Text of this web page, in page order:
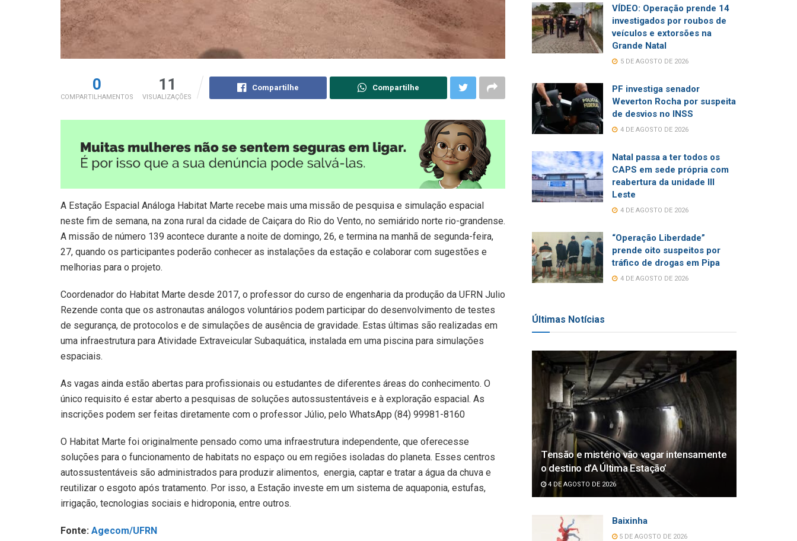
0
COMPARTILHAMENTOS
11
VISUALIZAÇÕES
Compartilhe Compartilhe
A Estação Espacial Análoga Habitat Marte recebe mais uma missão de pesquisa e simulação espacial
neste fim de semana, na zona rural da cidade de Caiçara do Rio do Vento, no semiárido norte rio-grandense.
A missão de número 139 acontece durante a noite de domingo, 26, e termina na manhã de segunda-feira,
27, quando os participantes poderão conhecer as instalações da estação e colaborar com sugestões e
melhorias para o projeto.
Coordenador do Habitat Marte desde 2017, o professor do curso de engenharia da produção da UFRN Julio
Rezende conta que os astronautas análogos voluntários podem participar do desenvolvimento de testes
de segurança, de protocolos e de simulações de ausência de gravidade. Estas últimas são realizadas em
uma infraestrutura para Atividade Extraveicular Subaquática, instalada em uma piscina para simulações
espaciais.
As vagas ainda estão abertas para profissionais ou estudantes de diferentes áreas do conhecimento. O
único requisito é estar aberto a pesquisas de soluções autossustentáveis e à exploração espacial. As
inscrições podem ser feitas diretamente com o professor Júlio, pelo WhatsApp (84) 99981-8160
O Habitat Marte foi originalmente pensado como uma infraestrutura independente, que oferecesse
soluções para o funcionamento de habitats no espaço ou em regiões isoladas do planeta. Esses centros
autossustentáveis são administrados para produzir alimentos, energia, captar e tratar a água da chuva e
reutilizar o esgoto após tratamento. Por isso, a Estação investe em um sistema de aquaponia, estufas,
irrigação, tecnologias sociais e hidroponia, entre outros.
Fonte: Agecom/UFRN
VÍDEO: Operação prende 14
investigados por roubos de
veículos e extorsões na
Grande Natal
5 DE AGOSTO DE 2026
PF investiga senador
Weverton Rocha por suspeita
de desvios no INSS
4 DE AGOSTO DE 2026
Natal passa a ter todos os
CAPS em sede própria com
reabertura da unidade III
Leste
4 DE AGOSTO DE 2026
“Operação Liberdade”
prende oito suspeitos por
tráfico de drogas em Pipa
4 DE AGOSTO DE 2026
Últimas Notícias
Tensão e mistério vão vagar intensamente
o destino d’A Última Estação’
4 DE AGOSTO DE 2026
Baixinha
5 DE AGOSTO DE 2026